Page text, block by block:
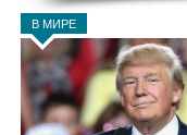
В МИРЕ